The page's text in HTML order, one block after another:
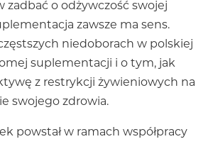
zadbać o odżywczość swojej
zawsze ma sens.
niedoborach w polskiej
suplementacji i o tym, jak
z restrykcji żywieniowych na
swojego zdrowia.
powstał w ramach współpracy